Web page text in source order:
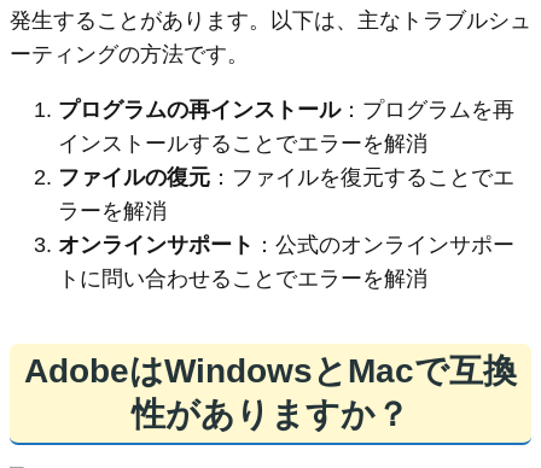
発生することがあります。以下は、主なトラブルシュ
ーティングの方法です。
プログラムの再インストール：プログラムを再
インストールすることでエラーを解消
ファイルの復元 ：ファイルを復元することでエ
ラーを解消
オンラインサポート ：公式のオンラインサポー
トに問い合わせることでエラーを解消
AdobeはWindowsとMacで互換
性がありますか？